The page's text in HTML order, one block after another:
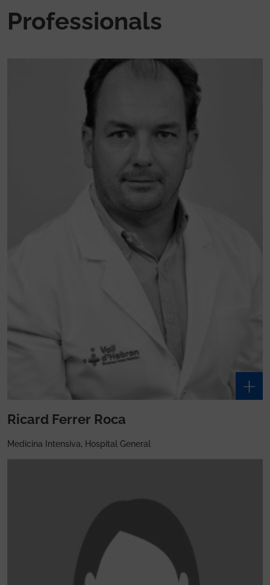
Professionals
Ricard Ferrer Roca
Medicina Intensiva, Hospital General